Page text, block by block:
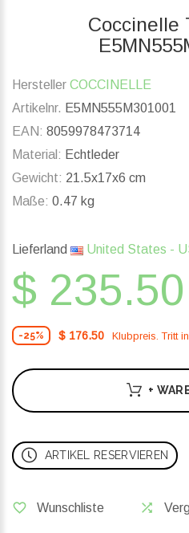
Coccinelle
Hersteller COCCINELLE
Artikelnr. E5MN555M301001
EAN: 8059978473714
Material: Echtleder
Gewicht: 21.5x17x6 cm
Maße: 0.47 kg
Lieferland United States -
$ 235.50
-25% $ 176.50 Klubpreis. Tritt
+
ARTIKEL RESERVIEREN
Wunschliste